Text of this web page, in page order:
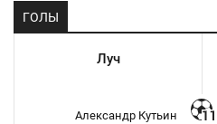
ГОЛЫ
Луч
Александр Кутьин